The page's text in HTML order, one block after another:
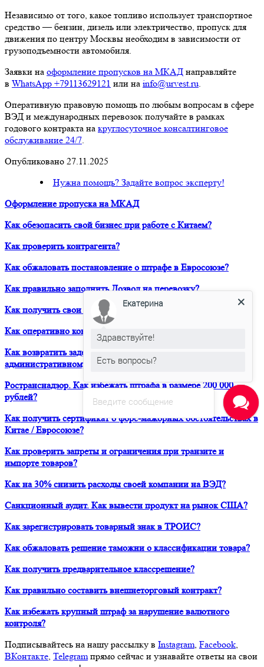
Независимо от того, какое топливо использует транспортное
средство — бензин, дизель или электричество, пропуск для
движения по центру Москвы необходим в зависимости от
грузоподъемности автомобиля.
Заявки на оформление пропусков на МКАД направляйте
в WhatsApp +79113629121 или на info@urvest.ru.
Оперативную правовую помощь по любым вопросам в сфере
ВЭД и международных перевозок получайте в рамках
годового контракта на круглосуточное консалтинговое
обслуживание 24/7.
Опубликовано 27.11.2025
Нужна помощь? Задайте вопрос эксперту!
Оформление пропуска на МКАД
Как обезопасить свой бизнес при работе с Китаем?
Как проверить контрагента?
Как обжаловать постановление о штрафе в Евросоюзе?
Как правильно заполнить Дозвол на перевозку?
Как получить свои деньги за неоплаченный фрахт?
Как оперативно консультироваться в ЮРВЕСТ 24/7?
Как возвратить задержанный таможней товар по
административному делу?
Ространснадзор. Как избежать штрафа в размере 200 000
рублей?
Как получить сертификат о форс-мажорных обстоятельствах в
Китае / Евросоюзе?
Как проверить запреты и ограничения при транзите и
импорте товаров?
Как на 30% снизить расходы своей компании на ВЭД?
Санкционный аудит. Как вывести продукт на рынок США?
Как зарегистрировать товарный знак в ТРОИС?
Как обжаловать решение таможни о классификации товара?
Как получить предварительное классрешение?
Как правильно составить внешнеторговый контракт?
Как избежать крупный штраф за нарушение валютного
контроля?
Подписывайтесь на нашу рассылку в Instagram, Facebook,
ВКонтакте, Telegramпрямо сейчас и узнавайте ответы на свои
Введите сообщение
Екатерина
Здравствуйте!
Есть вопросы?